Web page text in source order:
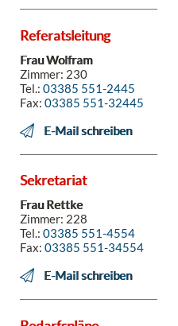
Referatsleitung
Frau Wolfram
Zimmer: 230
Tel.:03385 551-2445
Fax:03385 551-32445
E-Mail schreiben
Sekretariat
Frau Rettke
Zimmer: 228
Tel.:03385 551-4554
Fax:03385 551-34554
E-Mail schreiben